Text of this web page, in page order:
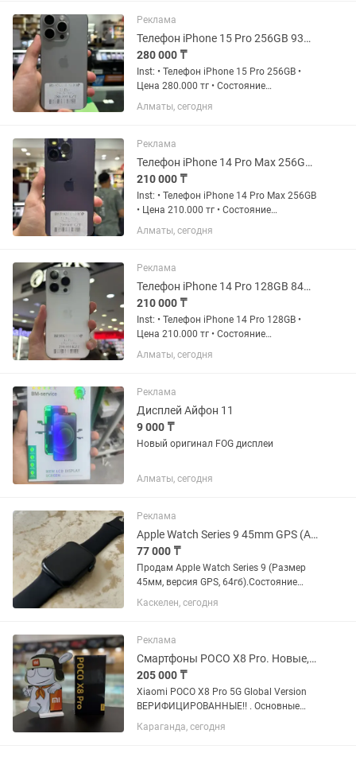
Рассрочка . Все функции в айфоне...
Реклама
Телефон iPhone 15 Pro 256GB 93% Айфон 15 Про 256ГБ 93%
280 000 ₸
Inst: • Телефон iPhone 15 Pro 256GB •
Цена 280.000 тг • Состояние
Аккумулятора 93% • Комплект: Шнур
зарядка, коробка • Состояние телефона
устройство 100 дней •...
Алматы, сегодня
Реклама
Телефон iPhone 14 Pro Max 256GB 78% Айфон 14 Про Макс 256ГБ 78%
210 000 ₸
Inst: • Телефон iPhone 14 Pro Max 256GB
• Цена 210.000 тг • Состояние
Аккумулятора 78% • Комплект: Шнур
зарядка, коробка • Состояние телефона
устройство 100...
Алматы, сегодня
Реклама
Телефон iPhone 14 Pro 128GB 84% Айфон 14 Про 128ГБ 84%
210 000 ₸
Inst: • Телефон iPhone 14 Pro 128GB •
Цена 210.000 тг • Состояние
Аккумулятора 84% • Комплект: Шнур
зарядка, коробка • Состояние телефона
Гарантия на устройство...
Алматы, сегодня
Реклама
Дисплей Айфон 11
9 000 ₸
Новый оригинал FOG дисплеи
Алматы, сегодня
Реклама
Apple Watch Series 9 45mm GPS (АКБ 100%, Идеальное состояние)
77 000 ₸
Продам Apple Watch Series 9 (Размер
45мм, версия GPS, 64гб).Состояние
абсолютно новых часов — корпус и
дисплей без единой царапины, сколов
Каскелен, сегодня
Реклама
Смартфоны POCO X8 Pro. Новые, оригинал. Гарантия 1 год. Караганда
205 000 ₸
Xiaomi POCO X8 Pro 5G Global Version
ВЕРИФИЦИРОВАННЫЕ!! . Основные
характеристики: - Экран: 6,59" AMOLED-
дисплей 1,5K, 120 Гц, сверхяркий -
Караганда, сегодня